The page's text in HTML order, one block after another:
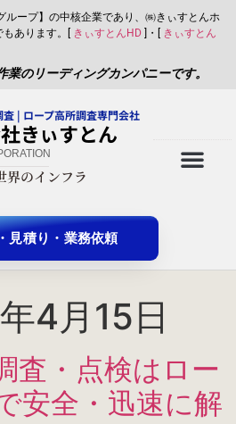
ループ】の中核企業であり、㈱きぃすとんホ
あります。[
きぃすとんHD ]・[
きぃすとん
のリーディングカンパニーです。
査 | ロープ高所調査専門会社
きぃすとん
界のインフラ
見積り・業務依頼
4月15日
査・点検はロー
安全・迅速に解